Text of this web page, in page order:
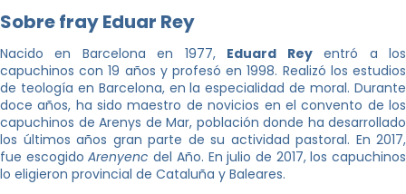
Sobre fray Eduar Rey
Nacido en Barcelona en 1977, Eduard Reyentró a los
capuchinos con 19 años y profesó en 1998. Realizó los estudios
de teología en Barcelona, ​​en la especialidad de moral. Durante
doce años, ha sido maestro de novicios en el convento de los
capuchinos de Arenys de Mar, población donde ha desarrollado
los últimos años gran parte de su actividad pastoral. En 2017,
fue escogidoArenyenc del Año. En julio de 2017, los capuchinos
lo eligieron provincial de Cataluña y Baleares.